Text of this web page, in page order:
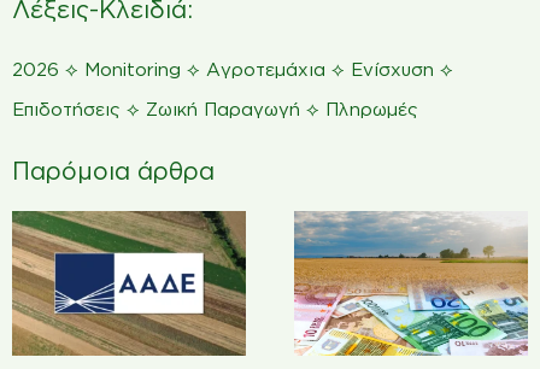
Λέξεις-Κλειδιά:
2026 ⟡ Monitoring ⟡ Αγροτεμάχια ⟡ Ενίσχυση ⟡
Επιδοτήσεις ⟡ Ζωική Παραγωγή ⟡ Πληρωμές
Παρόμοια άρθρα